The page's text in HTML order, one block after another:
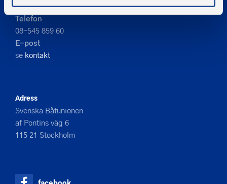
Kontakta oss
Telefon
08-545 859 60
E-post
se kontakt
Adress
Svenska Båtunionen
af Pontins väg 6
115 21 Stockholm